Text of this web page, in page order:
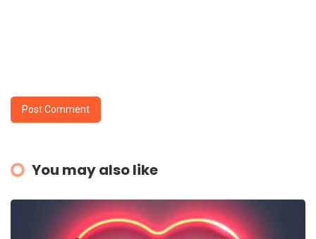
You may also like